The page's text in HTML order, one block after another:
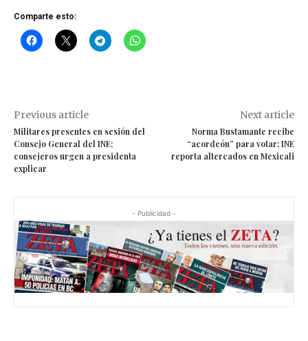
Comparte esto:
Previous article
Militares presentes en sesión del
Consejo General del INE;
consejeros urgen a presidenta
explicar
Next article
Norma Bustamante recibe
“acordeón” para votar; INE
reporta altercados en Mexicali
- Publicidad -